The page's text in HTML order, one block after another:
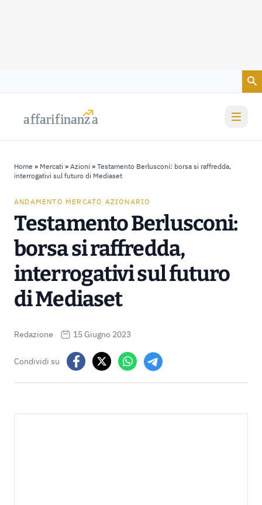
affarifinanza
affarifinanza
Home » Mercati » Azioni » Testamento Berlusconi: borsa si raffredda,
interrogativi sul futuro di Mediaset
ANDAMENTO MERCATO AZIONARIO
Testamento Berlusconi:
borsa si raffredda,
interrogativi sul futuro
di Mediaset
Redazione 15 Giugno 2023
Condividi su